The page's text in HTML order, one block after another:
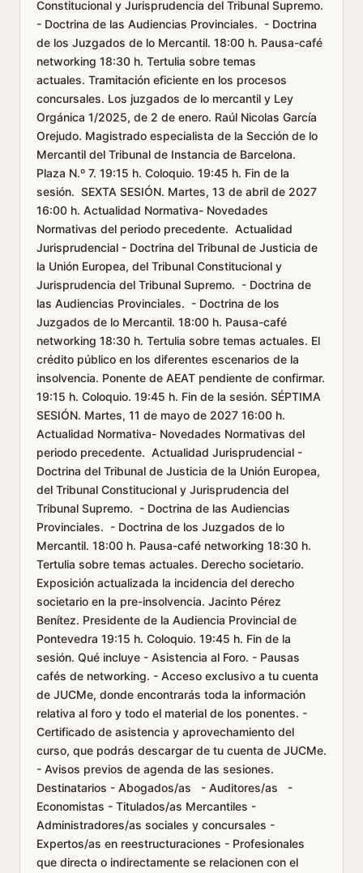
Constitucional y Jurisprudencia del Tribunal Supremo.
- Doctrina de las Audiencias Provinciales. - Doctrina
de los Juzgados de lo Mercantil. 18:00 h. Pausa-café
networking 18:30 h. Tertulia sobre temas
actuales. Tramitación eficiente en los procesos
concursales. Los juzgados de lo mercantil y Ley
Orgánica 1/2025, de 2 de enero. Raúl Nicolas García
Orejudo. Magistrado especialista de la Sección de lo
Mercantil del Tribunal de Instancia de Barcelona.
Plaza N.º 7. 19:15 h. Coloquio. 19:45 h. Fin de la
sesión. SEXTA SESIÓN. Martes, 13 de abril de 2027
16:00 h. Actualidad Normativa- Novedades
Normativas del periodo precedente. Actualidad
Jurisprudencial - Doctrina del Tribunal de Justicia de
la Unión Europea, del Tribunal Constitucional y
Jurisprudencia del Tribunal Supremo. - Doctrina de
las Audiencias Provinciales. - Doctrina de los
Juzgados de lo Mercantil. 18:00 h. Pausa-café
networking 18:30 h. Tertulia sobre temas actuales. El
crédito público en los diferentes escenarios de la
insolvencia. Ponente de AEAT pendiente de confirmar.
19:15 h. Coloquio. 19:45 h. Fin de la sesión. SÉPTIMA
SESIÓN. Martes, 11 de mayo de 2027 16:00 h.
Actualidad Normativa- Novedades Normativas del
periodo precedente. Actualidad Jurisprudencial -
Doctrina del Tribunal de Justicia de la Unión Europea,
del Tribunal Constitucional y Jurisprudencia del
Tribunal Supremo. - Doctrina de las Audiencias
Provinciales. - Doctrina de los Juzgados de lo
Mercantil. 18:00 h. Pausa-café networking 18:30 h.
Tertulia sobre temas actuales. Derecho societario.
Exposición actualizada la incidencia del derecho
societario en la pre-insolvencia. Jacinto Pérez
Benítez. Presidente de la Audiencia Provincial de
Pontevedra 19:15 h. Coloquio. 19:45 h. Fin de la
sesión. Qué incluye - Asistencia al Foro. - Pausas
cafés de networking. - Acceso exclusivo a tu cuenta
de JUCMe, donde encontrarás toda la información
relativa al foro y todo el material de los ponentes. -
Certificado de asistencia y aprovechamiento del
curso, que podrás descargar de tu cuenta de JUCMe.
- Avisos previos de agenda de las sesiones.
Destinatarios - Abogados/as - Auditores/as -
Economistas - Titulados/as Mercantiles -
Administradores/as sociales y concursales -
Expertos/as en reestructuraciones - Profesionales
que directa o indirectamente se relacionen con el